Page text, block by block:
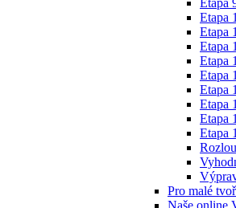
Etapa
Etapa
Etapa
Etapa
Etapa
Etapa
Etapa
Etapa
Etapa
Etapa
Pro malé
Naše online